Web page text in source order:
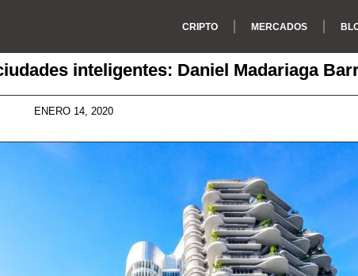
CRIPTO MERCADOS
inteligentes: Daniel Madariaga
ENERO 14, 2020